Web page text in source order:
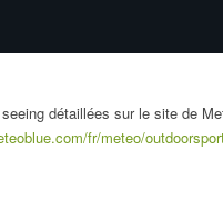
détaillées sur le site de
fr/meteo/